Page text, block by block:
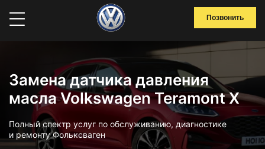
Позвонить
Замена датчика давления
масла Volkswagen Teramont X
Полный спектр услуг по обслуживанию, диагностике
и ремонту Фольксваген